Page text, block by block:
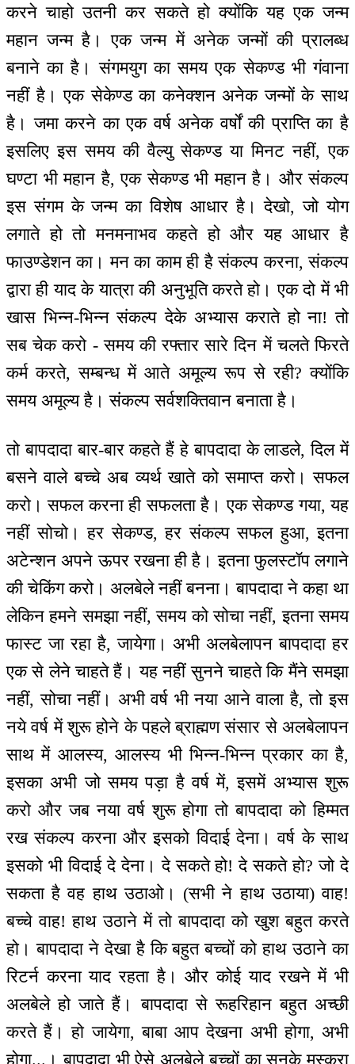
करने चाहो उतनी कर सकते हो क्योंकि यह एक जन्म
महान जन्म है। एक जन्म में अनेक जन्मों की प्रालब्ध
बनाने का है। संगमयुग का समय एक सेकण्ड भी गंवाना
नहीं है। एक सेकेण्ड का कनेक्शन अनेक जन्मों के साथ
है। जमा करने का एक वर्ष अनेक वर्षों की प्राप्ति का है
इसलिए इस समय की वैल्यु सेकण्ड या मिनट नहीं, एक
घण्टा भी महान है, एक सेकण्ड भी महान है। और संकल्प
इस संगम के जन्म का विशेष आधार है। देखो, जो योग
लगाते हो तो मनमनाभव कहते हो और यह आधार है
फाउण्डेशन का। मन का काम ही है संकल्प करना, संकल्प
द्वारा ही याद के यात्रा की अनुभूति करते हो। एक दो में भी
खास भिन्न-भिन्न संकल्प देके अभ्यास कराते हो ना! तो
सब चेक करो - समय की रफ्तार सारे दिन में चलते फिरते
कर्म करते, सम्बन्ध में आते अमूल्य रूप से रही? क्योंकि
समय अमूल्य है। संकल्प सर्वशक्तिवान बनाता है।
तो बापदादा बार-बार कहते हैं हे बापदादा के लाडले, दिल में
बसने वाले बच्चे अब व्यर्थ खाते को समाप्त करो। सफल
करो। सफल करना ही सफलता है। एक सेकण्ड गया, यह
नहीं सोचो। हर सेकण्ड, हर संकल्प सफल हुआ, इतना
अटेन्शन अपने ऊपर रखना ही है। इतना फुलस्टॉप लगाने
की चेकिंग करो। अलबेले नहीं बनना। बापदादा ने कहा था
लेकिन हमने समझा नहीं, समय को सोचा नहीं, इतना समय
फास्ट जा रहा है, जायेगा। अभी अलबेलापन बापदादा हर
एक से लेने चाहते हैं। यह नहीं सुनने चाहते कि मैंने समझा
नहीं, सोचा नहीं। अभी वर्ष भी नया आने वाला है, तो इस
नये वर्ष में शुरू होने के पहले ब्राह्मण संसार से अलबेलापन
साथ में आलस्य, आलस्य भी भिन्न-भिन्न प्रकार का है,
इसका अभी जो समय पड़ा है वर्ष में, इसमें अभ्यास शुरू
करो और जब नया वर्ष शुरू होगा तो बापदादा को हिम्मत
रख संकल्प करना और इसको विदाई देना। वर्ष के साथ
इसको भी विदाई दे देना। दे सकते हो! दे सकते हो? जो दे
सकता है वह हाथ उठाओ। (सभी ने हाथ उठाया) वाह!
बच्चे वाह! हाथ उठाने में तो बापदादा को खुश बहुत करते
हो। बापदादा ने देखा है कि बहुत बच्चों को हाथ उठाने का
रिटर्न करना याद रहता है। और कोई याद रखने में भी
अलबेले हो जाते हैं। बापदादा से रूहरिहान बहुत अच्छी
करते हैं। हो जायेगा, बाबा आप देखना अभी होगा, अभी
होगा...। बापदादा भी ऐसे अलबेले बच्चों का सुनके मुस्करा